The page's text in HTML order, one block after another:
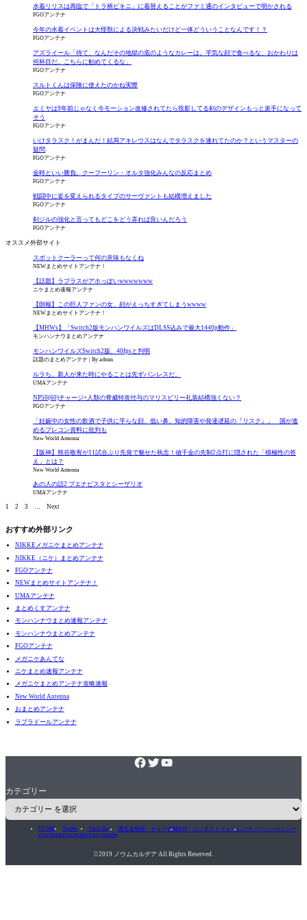
水着リリスは再臨で「トラ柄ビキニ」に着替えることがファミ通のインタビューで明かされる
FGOアンテナ
今年の水着イベントは大怪獣による決戦みたいだけど一体どういうことなんです！？
FGOアンテナ
アズライール「待て、なんだその地獄の底のようなカレーは。平気な顔で食べるな、おかわりは
何杯目だ。こちらに勧めてくるな」
FGOアンテナ
スルトくんは保険に使えたのかね実際
FGOアンテナ
エミヤは9年前じゃなく今モーション改修されてたら投影してる剣のデザインもっと派手になって
そう
FGOアンテナ
いけタラスク！がまんだ！結局アキレウスはなんでタラスクを連れてたのか？というマスターの
疑問
FGOアンテナ
金時といい勝負。クーフーリン・オルタ強化みんなの反応まとめ
FGOアンテナ
戦闘中に姿を変えられるタイプのサーヴァントも結構増えました
FGOアンテナ
剣ジルの強化と言ってもどこをどう弄れば良いんだろう
FGOアンテナ
オススメ外部サイト
スポットクーラーって何の意味もなくね
NEWまとめサイトアンテナ！
【話題】ラプラスがアホっぽいwwwwwww
ニケまとめ速報アンテナ
【朗報】この巨人ファンの女、顔がえっちすぎてしまうwwww
NEWまとめサイトアンテナ！
【MHWs】「Switch2版モンハンワイルズはDLSS込みで最大1440p動作」
モンハンナウまとめアンテナ
モンハンワイルズSwitch2版、40fpsと判明
話題のまとめアンテナ By admin
ルラち、新人が来た時にやることは先ずパンレスだ。
UMAアンテナ
NP50(60)チャージ+人類の脅威特攻付与のマリスビリー礼装結構強くない？
FGOアンテナ
「妊娠中の女性の飲酒で子供に平らな顔、低い鼻、知的障害や発達遅延の『リスク』」 国が進
めるプレコン資料に批判も
New World Antenna
【阪神】熊谷敬宥が11試合ぶり先発で魅せた執念！値千金の先制2点打に隠された「積極性の答
え」とは？
New World Antenna
あの人の話2 ブエナビスタとシーザリオ
UMAアンテナ
1 2 3 … Next
おすすめ外部リンク
NIKKEメガニケまとめアンテナ
NIKKE（ニケ）まとめアンテナ
FGOアンテナ
NEWまとめサイトアンテナ！
UMAアンテナ
まとめくすアンテナ
モンハンナウまとめ速報アンテナ
モンハンナウまとめアンテナ
FGOアンテナ
メガニケあんてな
ニケまとめ速報アンテナ
メガニケまとめアンテナ攻略速報
New World Antenna
おまとめアンテナ
ラブラドールアンテナ
カテゴリー
HOME
icon-home
Twitter
icon-twitter
YouTube
icon-youtube
運営者情報・サイト情報RSS・コンタクトフォームプライバシーポリシー
 2019 ノウムカルデア All Rights Reserved.